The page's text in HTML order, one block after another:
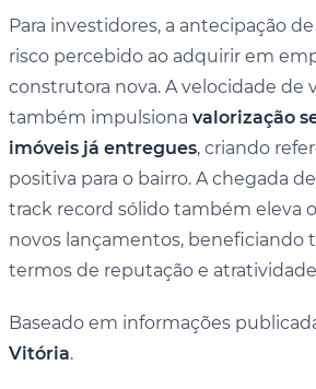
Para investidores, a antecipação
risco percebido ao adquirir em
construtora nova. A velocidade de
também impulsiona valorização
imóveis já entregues, criando
positiva para o bairro. A chegada
track record sólido também eleva
novos lançamentos, beneficiando
termos de reputação e
Baseado em informações
Vitória.